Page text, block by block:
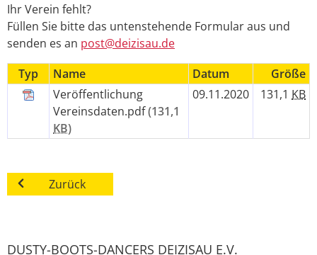
Ihr Verein fehlt?
Füllen Sie bitte das untenstehende Formular aus und
senden es an post@deizisau.de
Typ
Name Datum
Größe
Veröffentlichung
Vereinsdaten.pdf(131,1
KB)
09.11.2020 131,1 KB
Zurück
DUSTY-BOOTS-DANCERS DEIZISAU E.V.